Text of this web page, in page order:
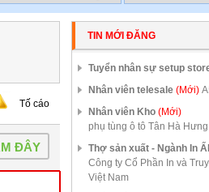
Tố cáo
ĐÂY
TIN MỚI ĐĂNG
Tuyển nhân sự setup
Nhân viên telesale (Mới)
Nhân viên Kho (Mới)
phụ tùng ô tô Tân Hà Hưng
Thợ sản xuất - Ngành In
Công ty Cổ Phần In và
Việt Nam